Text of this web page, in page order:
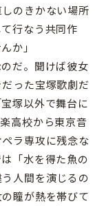
のきかない場所
行なう共同作
か」
だ。聞けば彼女
った宝塚歌劇だ
塚以外で舞台に
高校から東京音
ラ専攻に残念な
「水を得た魚の
人間を演じるの
瞳が熱を帯びて